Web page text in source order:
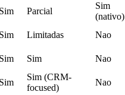
Sim Parcial
Sim
(nativo)
Sim Limitadas Nao
Sim Sim Nao
Sim
Sim (CRM-
focused)
Nao